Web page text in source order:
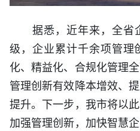
据悉，近年来，全省
级，企业累计千余项管理
化、精益化、合规化管理
管理创新有效降本增效、
提升。下一步，我市将以
加强管理创新，加快智慧